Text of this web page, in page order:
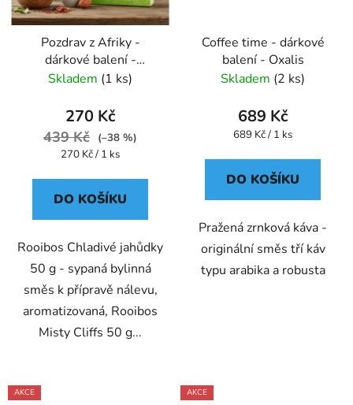
Pozdrav z Afriky -
dárkové balení -
Rooibos - Oxalis
Skladem (1 ks)
270 Kč
439 Kč
(–38 %)
Měrná
270 Kč / 1 ks
DO KOŠÍKU
Rooibos Chladivé jahůdky
50 g - sypaná bylinná
směs k přípravě nálevu,
aromatizovaná, Rooibos
Misty Cliffs 50 g...
Coffee time - dárkové
balení - Oxalis
Skladem (2 ks)
689 Kč
Měrná
689 Kč / 1 ks
DO KOŠÍKU
Pražená zrnková káva -
originální směs tří káv
typu arabika a robusta
AKCE AKCE